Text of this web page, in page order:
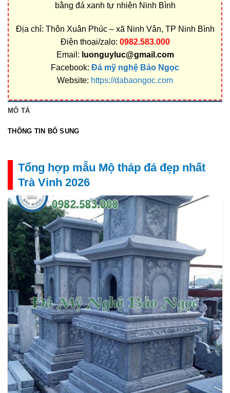
bằng đá xanh tự nhiên Ninh Bình
Địa chỉ: Thôn Xuân Phúc – xã Ninh Vân, TP Ninh Bình
Điện thoại/zalo: 0982.583.000
Email: luonguyluc@gmail.com
Facebook: Đá mỹ nghệ Bảo Ngọc
Website: https://dabaongoc.com
MÔ TẢ
THÔNG TIN BỔ SUNG
Tổng hợp mẫu Mộ tháp đá đẹp nhất
Trà Vinh 2026